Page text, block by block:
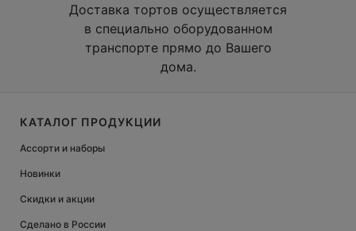
Доставка тортов осуществляется
в специально оборудованном
транспорте прямо до Вашего
дома.
КАТАЛОГ ПРОДУКЦИИ
Ассорти и наборы
Новинки
Скидки и акции
Сделано в России